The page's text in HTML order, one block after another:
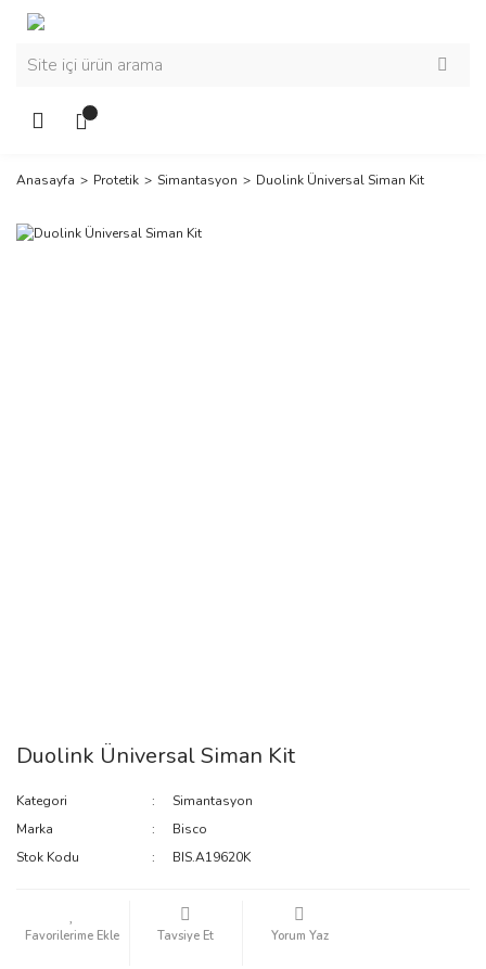
Anasayfa Protetik Simantasyon Duolink Üniversal Siman Kit
Duolink Üniversal Siman Kit
Kategori
Simantasyon
Marka
Bisco
Stok Kodu
BIS.A19620K
Tavsiye Et Yorum Yaz